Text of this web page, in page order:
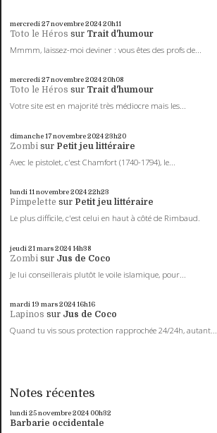
mercredi 27novembre 202420h11
Toto le Héros sur Trait d'humour
Mmmm, laissez-moi deviner : vous êtes des profs de...
mercredi 27novembre 202420h08
Toto le Héros sur Trait d'humour
Votre site est en majorité très médiocre mais les...
dimanche 17novembre 202423h20
Zombi sur Petit jeu littéraire
Avec le pistolet, c'est Chamfort (1740-1794), le...
lundi 11novembre 202422h23
Pimpelette sur Petit jeu littéraire
Le plus difficile, c'est celui en haut à côté de Rimbaud.
jeudi 21 mars 202414h38
Zombi sur Jus de Coco
Je lui conseillerais plutôt le voile islamique, pour...
mardi 19 mars 202416h16
Lapinos sur Jus de Coco
Quand tu vis sous protection rapprochée 24/24h, autant...
Notes récentes
lundi 25novembre 2024 00h32
Barbarie occidentale